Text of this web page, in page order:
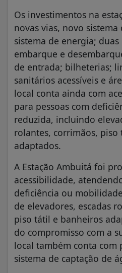
Os investimentos na
novas vias, novo
sistema de energia;
embarque e
de entrada; bilheterias;
sanitários acessíveis e
local conta ainda com
para pessoas com
reduzida, incluindo
rolantes, corrimãos,
adaptados.
A Estação Ambuitá foi
acessibilidade,
deficiência ou
de elevadores, escadas
piso tátil e banheiros
do compromisso com a
local também conta com
sistema de captação de